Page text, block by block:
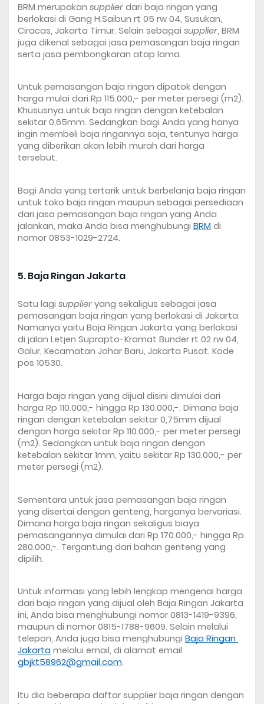
BRM merupakan supplier dari baja ringan yang
berlokasi di Gang H.Saibun rt 05 rw 04, Susukan,
Ciracas, Jakarta Timur. Selain sebagai supplier, BRM
juga dikenal sebagai jasa pemasangan baja ringan
serta jasa pembongkaran atap lama.
Untuk pemasangan baja ringan dipatok dengan
harga mulai dari Rp 115.000,- per meter persegi (m2).
Khususnya untuk baja ringan dengan ketebalan
sekitar 0,65mm. Sedangkan bagi Anda yang hanya
ingin membeli baja ringannya saja, tentunya harga
yang diberikan akan lebih murah dari harga
tersebut.
Bagi Anda yang tertarik untuk berbelanja baja ringan
untuk toko baja ringan maupun sebagai persediaan
dari jasa pemasangan baja ringan yang Anda
jalankan, maka Anda bisa menghubungi BRM di
nomor 0853-1029-2724.
5. Baja Ringan Jakarta
Satu lagi supplier yang sekaligus sebagai jasa
pemasangan baja ringan yang berlokasi di Jakarta.
Namanya yaitu Baja Ringan Jakarta yang berlokasi
di jalan Letjen Suprapto-Kramat Bunder rt 02 rw 04,
Galur, Kecamatan Johar Baru, Jakarta Pusat. Kode
pos 10530.
Harga baja ringan yang dijual disini dimulai dari
harga Rp 110.000,- hingga Rp 130.000,-. Dimana baja
ringan dengan ketebalan sekitar 0,75mm dijual
dengan harga sekitar Rp 110.000,- per meter persegi
(m2). Sedangkan untuk baja ringan dengan
ketebalan sekitar 1mm, yaitu sekitar Rp 130.000,- per
meter persegi (m2).
Sementara untuk jasa pemasangan baja ringan
yang disertai dengan genteng, harganya bervariasi.
Dimana harga baja ringan sekaligus biaya
pemasangannya dimulai dari Rp 170.000,- hingga Rp
280.000,-. Tergantung dari bahan genteng yang
dipilih.
Untuk informasi yang lebih lengkap mengenai harga
dari baja ringan yang dijual oleh Baja Ringan Jakarta
ini, Anda bisa menghubungi nomor 0813-1419-9396,
maupun di nomor 0815-1788-9609. Selain melalui
telepon, Anda juga bisa menghubungi Baja Ringan
Jakarta
gbjkt58962@gmail.com.
Itu dia beberapa daftar supplier baja ringan dengan